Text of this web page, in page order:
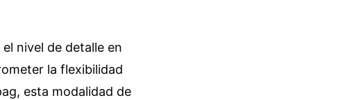
nivel de detalle en
la flexibilidad
esta modalidad de